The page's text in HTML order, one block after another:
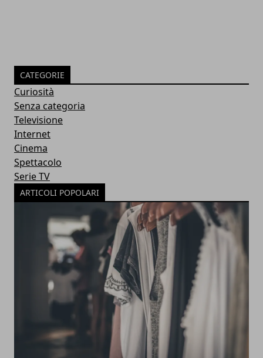
CATEGORIE
Curiosità
Senza categoria
Televisione
Internet
Cinema
Spettacolo
Serie TV
ARTICOLI POPOLARI